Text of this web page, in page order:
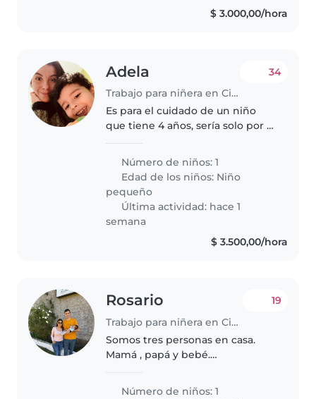
$ 3.000,00/hora
Adela
Trabajo para niñera en Ciudad de Salta
34
Es para el cuidado de un niño
que tiene 4 años, sería solo por la
Felipe y yo que soy su mamá,
tenemos dos gatitas.
Número de niños: 1
Edad de los niños: Niño
pequeño
Última actividad: hace 1
semana
$ 3.500,00/hora
Rosario
Trabajo para niñera en Ciudad de Salta
19
Somos tres personas en casa.
Mamá , papá y bebé.
comprometida y seria
Número de niños: 1